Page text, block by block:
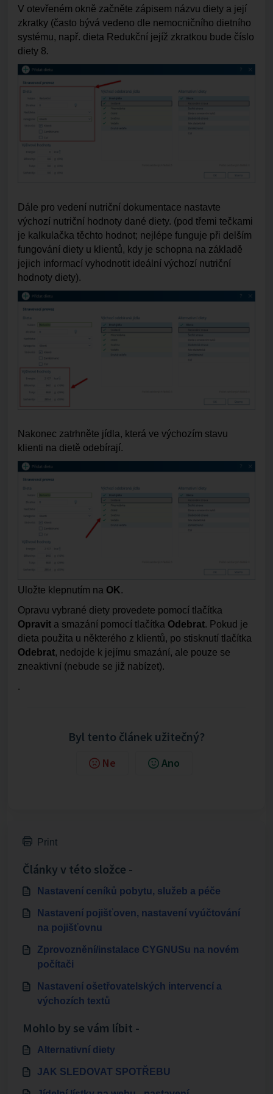
V otevřeném okně začněte zápisem názvu diety a její
zkratky (často bývá vedeno dle nemocničního dietního
systému, např. dieta Redukční jejíž zkratkou bude číslo
diety 8.
Dále pro vedení nutriční dokumentace nastavte
výchozí nutriční hodnoty dané diety. (pod třemi tečkami
je kalkulačka těchto hodnot; nejlépe funguje při delším
fungování diety u klientů, kdy je schopna na základě
jejich informací vyhodnotit ideální výchozí nutriční
hodnoty diety).
Nakonec zatrhněte jídla, která ve výchozím stavu
klienti na dietě odebírají.
Uložte klepnutím na OK.
Opravu vybrané diety provedete pomocí tlačítka
Opravit a smazání pomocí tlačítka Odebrat. Pokud je
dieta použita u některého z klientů, po stisknutí tlačítka
Odebrat, nedojde k jejímu smazání, ale pouze se
zneaktivní (nebude se již nabízet).
.
Byl tento článek užitečný?
Ne Ano
Print
Články v této složce -
Nastavení ceníků pobytu, služeb a péče
Nastavení pojišťoven, nastavení vyúčtování
na pojišťovnu
Zprovoznění/instalace CYGNUSu na novém
počítači
Nastavení ošetřovatelských intervencí a
výchozích textů
Mohlo by se vám líbit -
Alternativní diety
JAK SLEDOVAT SPOTŘEBU